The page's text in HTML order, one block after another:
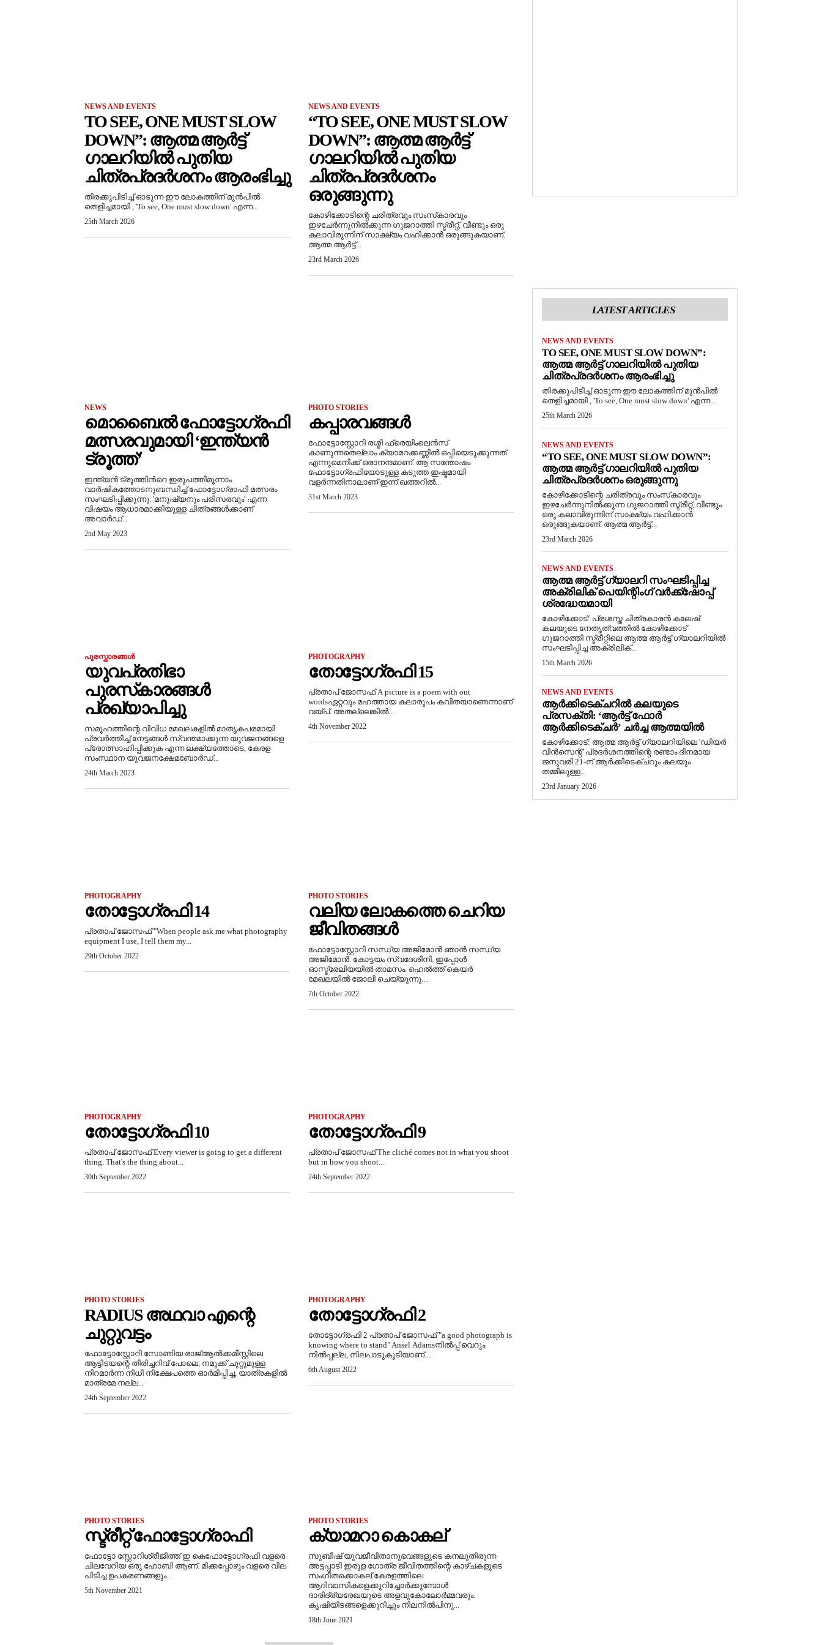
NEWS AND EVENTS
TO SEE, ONE MUST SLOW
DOWN”: ആത്മ ആർട്ട്
ഗാലറിയിൽ പുതിയ
ചിത്രപ്രദർശനം ആരംഭിച്ചു
തിരക്കുപിടിച്ച് ഓടുന്ന ഈ ലോകത്തിന് മുൻപിൽ
തെളിച്ചമായി , 'To see, One must slow down' എന്ന...
25th March 2026
NEWS AND EVENTS
“TO SEE, ONE MUST SLOW
DOWN”: ആത്മ ആർട്ട്
ഗാലറിയിൽ പുതിയ
ചിത്രപ്രദർശനം
ഒരുങ്ങുന്നു
കോഴിക്കോടിന്റെ ചരിത്രവും സംസ്‌കാരവും
ഇഴചേർന്നുനിൽക്കുന്ന ഗുജറാത്തി സ്ട്രീറ്റ്, വീണ്ടും ഒരു
കലാവിരുന്നിന് സാക്ഷ്യം വഹിക്കാൻ ഒരുങ്ങുകയാണ്.
ആത്മ ആർട്ട്...
23rd March 2026
NEWS
മൊബൈൽ ഫോട്ടോഗ്രഫി
മത്സരവുമായി ‘ഇന്ത്യൻ
ട്രൂത്ത്’
ഇന്ത്യൻ ട്രൂത്തിൻറെ ഇരുപത്തിമൂന്നാം
വാർഷികത്തോടനുബന്ധിച്ച് ഫോട്ടോഗ്രാഫി മത്സരം
സംഘടിപ്പിക്കുന്നു. 'മനുഷ്യനും പരിസരവും' എന്ന
വിഷയം ആധാരമാക്കിയുള്ള ചിത്രങ്ങൾക്കാണ്
അവാര്‍ഡ്...
2nd May 2023
PHOTO STORIES
കപ്പാരവങ്ങൾ
ഫോട്ടോസ്റ്റോറി രശ്മി ഫ്രെയിംലെൻസ്‌
കാണുന്നതെല്ലാം ക്യാമറക്കണ്ണിൽ ഒപ്പിയെടുക്കുന്നത്
എന്നുമെനിക്ക് ഒരാനന്ദമാണ്. ആ സന്തോഷം
ഫോട്ടോഗ്രഫിയോടുള്ള കടുത്ത ഇഷ്ടമായി
വളർന്നതിനാലാണ് ഇന്ന് ഖത്തറിൽ...
31st March 2023
പുരസ്കാരങ്ങൾ
യുവപ്രതിഭാ
പുരസ്‌കാരങ്ങൾ
പ്രഖ്യാപിച്ചു
സമൂഹത്തിന്റെ വിവിധ മേഖലകളിൽ മാതൃകപരമായി
പ്രവർത്തിച്ച് നേട്ടങ്ങൾ സ്വന്തമാക്കുന്ന യുവജനങ്ങളെ
പ്രോത്സാഹിപ്പിക്കുക എന്ന ലക്ഷ്യത്തോടെ, കേരള
സംസ്ഥാന യുവജനക്ഷേമബോർഡ്...
24th March 2023
PHOTOGRAPHY
തോട്ടോഗ്രഫി 15
പ്രതാപ് ജോസഫ് A picture is a poem with out
wordsഏറ്റവും മഹത്തായ കലാരൂപം കവിതയാണെന്നാണ്‌
വയ്പ്‌. അതല്ലെങ്കിൽ...
4th November 2022
PHOTOGRAPHY
തോട്ടോഗ്രഫി 14
പ്രതാപ് ജോസഫ് "When people ask me what photography
equipment I use, I tell them my...
29th October 2022
PHOTO STORIES
വലിയ ലോകത്തെ ചെറിയ
ജീവിതങ്ങള്‍
ഫോട്ടോസ്റ്റോറി സന്ധ്യ അജിമോന്‍ ഞാന്‍ സന്ധ്യ
അജിമോന്‍. കോട്ടയം സ്വദേശിനി. ഇപ്പോൾ
ഓസ്ട്രേലിയയില്‍ താമസം. ഹെല്‍ത്ത് കെയര്‍
മേഖലയില്‍ ജോലി ചെയ്യുന്നു....
7th October 2022
PHOTOGRAPHY
തോട്ടോഗ്രഫി 10
പ്രതാപ് ജോസഫ് Every viewer is going to get a different
thing. That's the thing about...
30th September 2022
PHOTOGRAPHY
തോട്ടോഗ്രഫി 9
പ്രതാപ് ജോസഫ് The cliché comes not in what you shoot
but in how you shoot...
24th September 2022
PHOTO STORIES
RADIUS അഥവാ എന്റെ
ചുറ്റുവട്ടം
ഫോട്ടോസ്റ്റോറി സോണിയ രാജ്ആൽക്കമിസ്റ്റിലെ
ആട്ടിടയന്റെ തിരിച്ചറിവ് പോലെ, നമുക്ക് ചുറ്റുമുള്ള
നിറമാർന്ന നിധി നിക്ഷേപത്തെ ഓർമിപ്പിച്ച, യാത്രകളിൽ
മാത്രമേ നല്ല...
24th September 2022
PHOTOGRAPHY
തോട്ടോഗ്രഫി 2
തോട്ടോഗ്രഫി 2 പ്രതാപ് ജോസഫ് "a good photograph is
knowing where to stand" Ansel Adamsനിൽപ്പ്‌ വെറും
നിൽപ്പല്ല, നിലപാടുകൂടിയാണ്‌....
6th August 2022
PHOTO STORIES
സ്ട്രീറ്റ് ഫോട്ടോഗ്രാഫി
ഫോട്ടോ സ്റ്റോറിശ്രീജിത്ത് ഇ കെഫോട്ടോഗ്രഫി വളരെ
ചിലവേറിയ ഒരു ഹോബി ആണ്. മിക്കപ്പോഴും വളരെ വില
പിടിച്ച ഉപകരണങ്ങളും...
5th November 2021
PHOTO STORIES
ക്യാമറാ കൊകല്
സുബീഷ് യുവജീവിതാനുഭവങ്ങളുടെ കനലുതിരുന്ന
അട്ടപ്പാടി ഇരുള ഗോത്ര ജീവിതത്തിന്റെ കാഴ്ചകളുടെ
സംഗീതക്കൊകല്.കേരളത്തിലെ
ആദിവാസികളെക്കുറിച്ചോർക്കുമ്പോൾ
ദാരിദ്ര്യരേഖയുടെ അളവുകോലോർമ്മവരും.
കൃഷിയിടങ്ങളെക്കുറിച്ചും നിലനിൽപിനു...
18th June 2021
LATEST ARTICLES
NEWS AND EVENTS
TO SEE, ONE MUST SLOW DOWN”:
ആത്മ ആർട്ട് ഗാലറിയിൽ പുതിയ
ചിത്രപ്രദർശനം ആരംഭിച്ചു
തിരക്കുപിടിച്ച് ഓടുന്ന ഈ ലോകത്തിന് മുൻപിൽ
തെളിച്ചമായി , 'To see, One must slow down' എന്ന...
25th March 2026
NEWS AND EVENTS
“TO SEE, ONE MUST SLOW DOWN”:
ആത്മ ആർട്ട് ഗാലറിയിൽ പുതിയ
ചിത്രപ്രദർശനം ഒരുങ്ങുന്നു
കോഴിക്കോടിന്റെ ചരിത്രവും സംസ്‌കാരവും
ഇഴചേർന്നുനിൽക്കുന്ന ഗുജറാത്തി സ്ട്രീറ്റ്, വീണ്ടും
ഒരു കലാവിരുന്നിന് സാക്ഷ്യം വഹിക്കാൻ
ഒരുങ്ങുകയാണ്. ആത്മ ആർട്ട്...
23rd March 2026
NEWS AND EVENTS
ആത്മ ആർട്ട് ഗ്യാലറി സംഘടിപ്പിച്ച
അക്രിലിക് പെയിന്റിംഗ് വർക്ക്‌ഷോപ്പ്
ശ്രദ്ധേയമായി
കോഴിക്കോട്: പ്രശസ്ത ചിത്രകാരൻ കലേഷ്
കലയുടെ നേതൃത്വത്തിൽ കോഴിക്കോട്
ഗുജറാത്തി സ്ട്രീറ്റിലെ ആത്മ ആർട്ട് ഗ്യാലറിയിൽ
സംഘടിപ്പിച്ച അക്രിലിക്...
15th March 2026
NEWS AND EVENTS
ആർക്കിടെക്ചറിൽ കലയുടെ
പ്രസക്തി: ‘ആർട്ട് ഫോർ
ആർക്കിടെക്ചർ’ ചർച്ച ആത്മയിൽ
​കോഴിക്കോട്: ആത്മ ആർട്ട് ഗ്യാലറിയിലെ 'ഡിയർ
വിൻസെന്റ്' പ്രദർശനത്തിന്റെ രണ്ടാം ദിനമായ
ജനുവരി 21-ന് ആർക്കിടെക്ചറും കലയും
തമ്മിലുള്ള...
23rd January 2026